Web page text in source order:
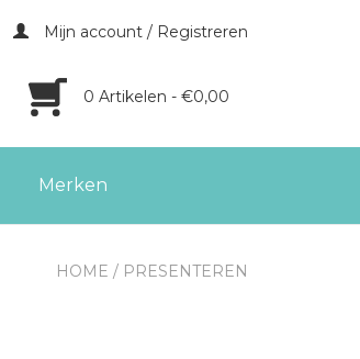
Mijn account / Registreren
0 Artikelen - €0,00
Merken
HOME / PRESENTEREN